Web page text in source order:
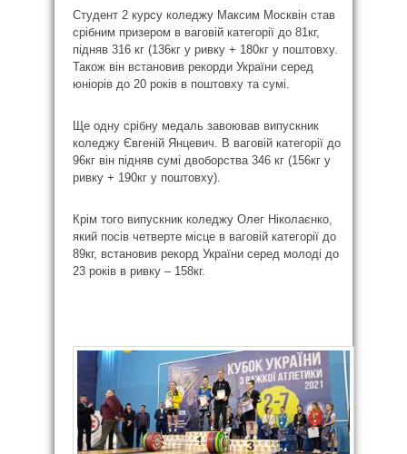
Студент 2 курсу коледжу Максим Москвін став
срібним призером в ваговій категорії до 81кг,
підняв 316 кг (136кг у ривку + 180кг у поштовху.
Також він встановив рекорди України серед
юніорів до 20 років в поштовху та сумі.
Ще одну срібну медаль завоював випускник
коледжу Євгеній Янцевич. В ваговій категорії до
96кг він підняв сумі двоборства 346 кг (156кг у
ривку + 190кг у поштовху).
Крім того випускник коледжу Олег Ніколаєнко,
який посів четверте місце в ваговій категорії до
89кг, встановив рекорд України серед молоді до
23 років в ривку – 158кг.